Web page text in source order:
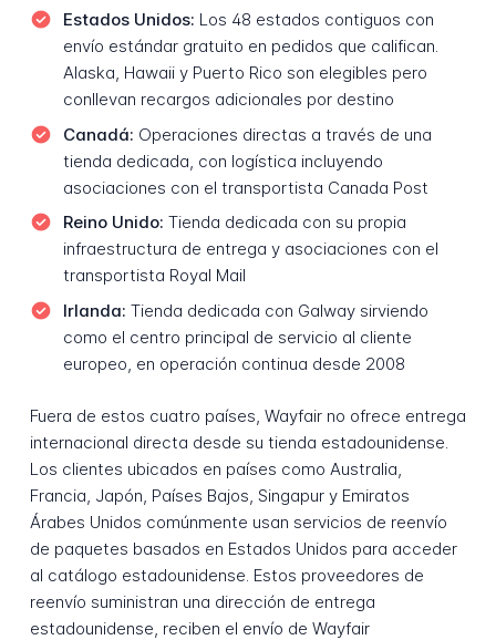
Estados Unidos: Los 48 estados contiguos con
envío estándar gratuito en pedidos que califican.
Alaska, Hawaii y Puerto Rico son elegibles pero
conllevan recargos adicionales por destino
Canadá: Operaciones directas a través de una
tienda dedicada, con logística incluyendo
asociaciones con el transportista Canada Post
Reino Unido: Tienda dedicada con su propia
infraestructura de entrega y asociaciones con el
transportista Royal Mail
Irlanda: Tienda dedicada con Galway sirviendo
como el centro principal de servicio al cliente
europeo, en operación continua desde 2008
Fuera de estos cuatro países, Wayfair no ofrece entrega
internacional directa desde su tienda estadounidense.
Los clientes ubicados en países como Australia,
Francia, Japón, Países Bajos, Singapur y Emiratos
Árabes Unidos comúnmente usan servicios de reenvío
de paquetes basados en Estados Unidos para acceder
al catálogo estadounidense. Estos proveedores de
reenvío suministran una dirección de entrega
estadounidense, reciben el envío de Wayfair